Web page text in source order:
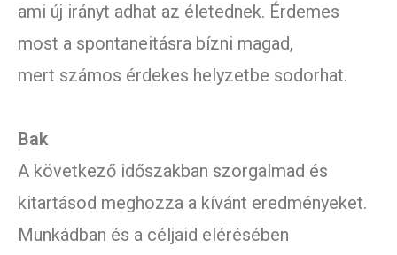
ami új irányt adhat az életednek. Érdemes
most a spontaneitásra bízni magad,
mert számos érdekes helyzetbe sodorhat.
Bak
A következő időszakban szorgalmad és
kitartásod meghozza a kívánt eredményeket.
Munkádban és a céljaid elérésében